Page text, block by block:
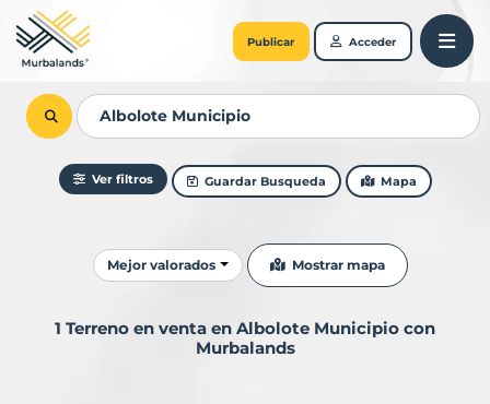
Publicar Acceder
Ver filtros Guardar Busqueda Mapa
Ordenar resultados
Mejor valorados Mostrar mapa
1 Terreno en venta en Albolote Municipio con
Murbalands